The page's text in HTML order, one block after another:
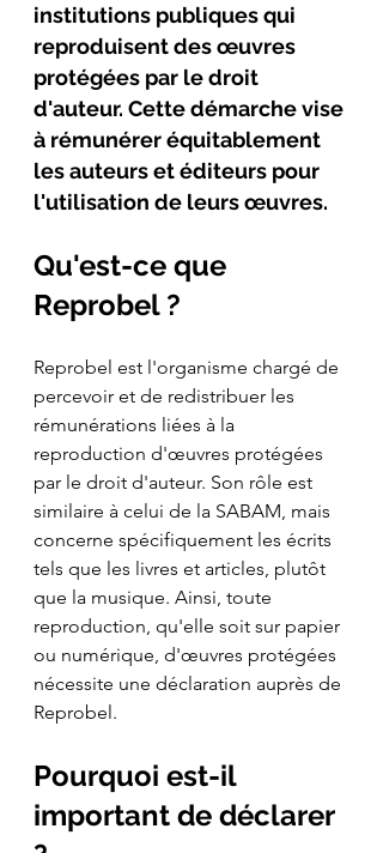
institutions publiques qui
reproduisent des œuvres
protégées par le droit
d'auteur. Cette démarche vise
à rémunérer équitablement
les auteurs et éditeurs pour
l'utilisation de leurs œuvres.
Qu'est-ce que
Reprobel ?
Reprobel est l'organisme chargé de
percevoir et de redistribuer les
rémunérations liées à la
reproduction d'œuvres protégées
par le droit d'auteur. Son rôle est
similaire à celui de la SABAM, mais
concerne spécifiquement les écrits
tels que les livres et articles, plutôt
que la musique. Ainsi, toute
reproduction, qu'elle soit sur papier
ou numérique, d'œuvres protégées
nécessite une déclaration auprès de
Reprobel.
Pourquoi est-il
important de déclarer